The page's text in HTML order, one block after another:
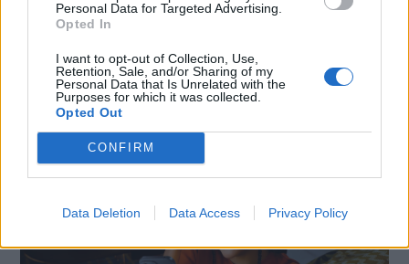
Personal Data for Targeted Advertising.
Opted In
I want to opt-out of Collection, Use,
Retention, Sale, and/or Sharing of my
Personal Data that Is Unrelated with the
Purposes for which it was collected.
Opted Out
CONFIRM
Data Deletion Data Access Privacy Policy
XIAOMI PRESENTA I NUOVI REDMI 17 SERIES,
FOCUS SU AUTONOMIA E INTRATTENIMENTO